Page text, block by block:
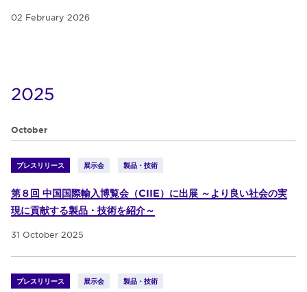
02 February 2026
2025
October
プレスリリース 展示会 製品・技術
第８回 中国国際輸入博覧会（CIIE）に出展 ～より良い社会の実
現に貢献する製品・技術を紹介～
31 October 2025
プレスリリース 展示会 製品・技術